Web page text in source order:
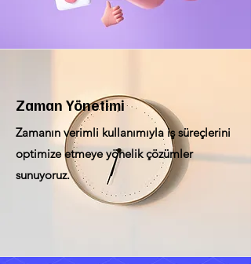
Zaman Yönetimi
Zamanın verimli kullanımıyla iş süreçlerini
optimize etmeye yönelik çözümler
sunuyoruz.